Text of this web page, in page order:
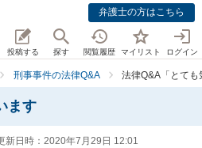
弁護士の方はこちら
投稿する 探す 閲覧履歴 マイリスト ログイン
刑事事件の法律Q&A 法律Q&A「とて
ます
新日時： 2020年7月29日 12:01